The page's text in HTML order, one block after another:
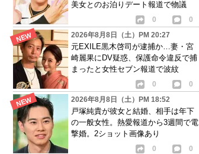
美女とのお泊りデート報道で物議
0
0
2026年8月8日（土）PM 20:27
元EXILE黒木啓司が逮捕か…妻・宮
崎麗果にDV疑惑、保護命令違反で捕
まったと女性セブン報道で波紋
0
0
2026年8月8日（土）PM 18:52
戸塚純貴が彼女と結婚、相手は年下
の一般女性。熱愛報道から3週間で電
撃婚。2ショット画像あり
0
0